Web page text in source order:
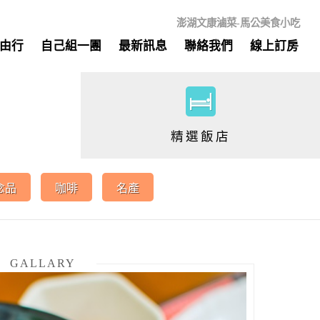
澎湖文康滷菜-馬公美食小吃
行 自己組一團 最新訊息 聯絡我們 線上訂房
精選飯店
品 咖啡 名產
GALLARY